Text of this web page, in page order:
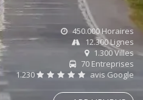
450.000 Horaires
12.300 Lignes
1.300 Villes
70 Entreprises
1.230
avis Google